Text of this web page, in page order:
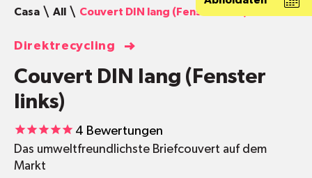
Casa
All Couvert DIN lang (Fenster links)
Direktrecycling
Couvert DIN lang (Fenster
links)
4 Bewertungen
Das umweltfreundlichste Briefcouvert auf dem
Markt